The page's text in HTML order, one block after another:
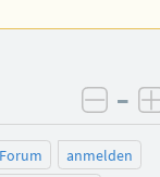
–
anmelden